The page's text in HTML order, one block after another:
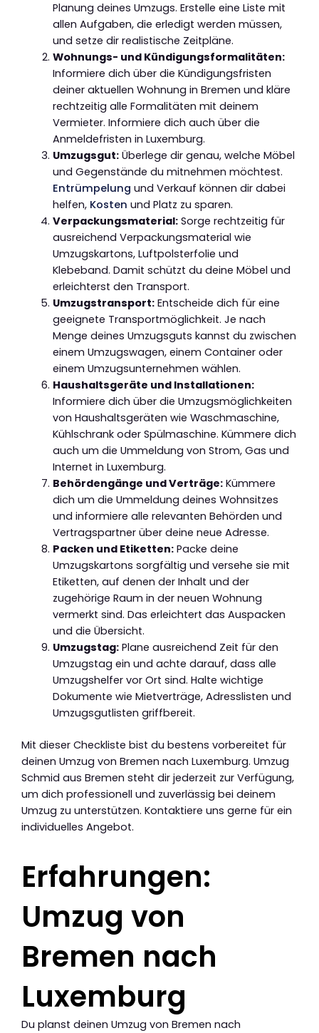
Planung deines Umzugs. Erstelle eine Liste mit
allen Aufgaben, die erledigt werden müssen,
und setze dir realistische Zeitpläne.
Wohnungs- und Kündigungsformalitäten:
Informiere dich über die Kündigungsfristen
deiner aktuellen Wohnung in Bremen und kläre
rechtzeitig alle Formalitäten mit deinem
Vermieter. Informiere dich auch über die
Anmeldefristen in Luxemburg.
Umzugsgut:Überlege dir genau, welche Möbel
und Gegenstände du mitnehmen möchtest.
Entrümpelung und Verkauf können dir dabei
helfen, Kosten und Platz zu sparen.
Verpackungsmaterial:Sorge rechtzeitig für
ausreichend Verpackungsmaterial wie
Umzugskartons, Luftpolsterfolie und
Klebeband. Damit schützt du deine Möbel und
erleichterst den Transport.
Umzugstransport:Entscheide dich für eine
geeignete Transportmöglichkeit. Je nach
Menge deines Umzugsguts kannst du zwischen
einem Umzugswagen, einem Container oder
einem Umzugsunternehmen wählen.
Haushaltsgeräte und Installationen:
Informiere dich über die Umzugsmöglichkeiten
von Haushaltsgeräten wie Waschmaschine,
Kühlschrank oder Spülmaschine. Kümmere dich
auch um die Ummeldung von Strom, Gas und
Internet in Luxemburg.
Behördengänge und Verträge:Kümmere
dich um die Ummeldung deines Wohnsitzes
und informiere alle relevanten Behörden und
Vertragspartner über deine neue Adresse.
Packen und Etiketten:Packe deine
Umzugskartons sorgfältig und versehe sie mit
Etiketten, auf denen der Inhalt und der
zugehörige Raum in der neuen Wohnung
vermerkt sind. Das erleichtert das Auspacken
und die Übersicht.
Umzugstag:Plane ausreichend Zeit für den
Umzugstag ein und achte darauf, dass alle
Umzugshelfer vor Ort sind. Halte wichtige
Dokumente wie Mietverträge, Adresslisten und
Umzugsgutlisten griffbereit.
Mit dieser Checkliste bist du bestens vorbereitet für
deinen Umzug von Bremen nach Luxemburg. Umzug
Schmid aus Bremen steht dir jederzeit zur Verfügung,
um dich professionell und zuverlässig bei deinem
Umzug zu unterstützen. Kontaktiere uns gerne für ein
individuelles Angebot.
Erfahrungen:
Umzug von
Bremen nach
Luxemburg
Du planst deinen Umzug von Bremen nach